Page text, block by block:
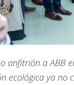
anfitrión a ABB
ecológica ya no